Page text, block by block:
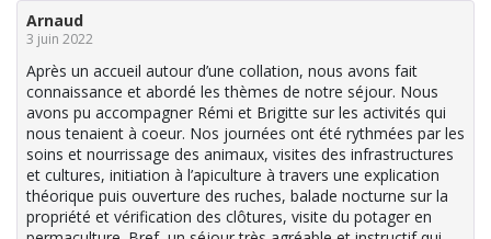
Arnaud
3 juin 2022
Après un accueil autour d’une collation, nous avons fait
connaissance et abordé les thèmes de notre séjour. Nous
avons pu accompagner Rémi et Brigitte sur les activités qui
nous tenaient à coeur. Nos journées ont été rythmées par les
soins et nourrissage des animaux, visites des infrastructures
et cultures, initiation à l’apiculture à travers une explication
théorique puis ouverture des ruches, balade nocturne sur la
propriété et vérification des clôtures, visite du potager en